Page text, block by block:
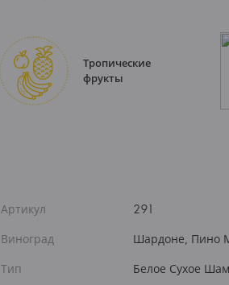
Тропические
фрукты
Артикул 291
Виноград Шардоне, Пино
Тип Белое Сухое